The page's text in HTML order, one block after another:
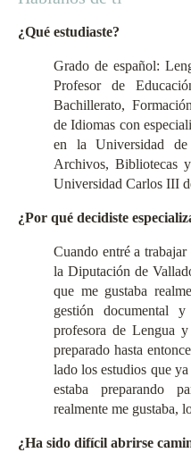
¿Qué estudiaste?
Grado de español:
Profesor de
Bachillerato,
de Idiomas con
en la Universidad
Archivos, Bibliotecas
Universidad Carlos III
¿Por qué decidiste
Cuando entré a
la Diputación de
que me gustaba
gestión documental
profesora de Lengua
preparado hasta
lado los estudios que
estaba preparando
realmente me gustaba,
¿Ha sido difícil abrirse